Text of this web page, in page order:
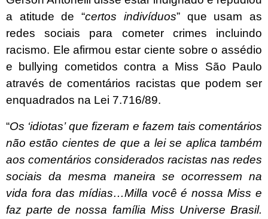
a atitude de “certos indivíduos” que usam as
redes sociais para cometer crimes incluindo
racismo. Ele afirmou estar ciente sobre o assédio
e bullying cometidos contra a Miss São Paulo
através de comentários racistas que podem ser
enquadrados na Lei 7.716/89.
“Os ‘idiotas’ que fizeram e fazem tais comentários
não estão cientes de que a lei se aplica também
aos comentários considerados racistas nas redes
sociais da mesma maneira se ocorressem na
vida fora das mídias…Milla você é nossa Miss e
faz parte de nossa família Miss Universe Brasil.